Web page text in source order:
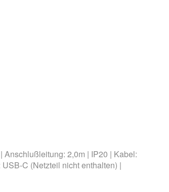
2,0m | IP20 | Kabel:
C (Netzteil nicht enthalten) |